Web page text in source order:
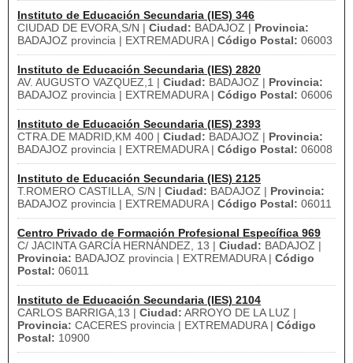
Instituto de Educación Secundaria (IES) 346
CIUDAD DE EVORA,S/N | Ciudad: BADAJOZ | Provincia:
BADAJOZ provincia | EXTREMADURA | Código Postal: 06003
Instituto de Educación Secundaria (IES) 2820
AV. AUGUSTO VAZQUEZ,1 | Ciudad: BADAJOZ | Provincia:
BADAJOZ provincia | EXTREMADURA | Código Postal: 06006
Instituto de Educación Secundaria (IES) 2393
CTRA.DE MADRID,KM 400 | Ciudad: BADAJOZ | Provincia:
BADAJOZ provincia | EXTREMADURA | Código Postal: 06008
Instituto de Educación Secundaria (IES) 2125
T.ROMERO CASTILLA, S/N | Ciudad: BADAJOZ | Provincia:
BADAJOZ provincia | EXTREMADURA | Código Postal: 06011
Centro Privado de Formación Profesional Específica 969
C/ JACINTA GARCÍA HERNÁNDEZ, 13 | Ciudad: BADAJOZ |
Provincia: BADAJOZ provincia | EXTREMADURA | Código
Postal: 06011
Instituto de Educación Secundaria (IES) 2104
CARLOS BARRIGA,13 | Ciudad: ARROYO DE LA LUZ |
Provincia: CACERES provincia | EXTREMADURA | Código
Postal: 10900